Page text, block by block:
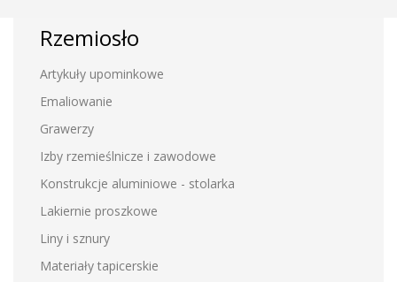
Rzemiosło
Artykuły upominkowe
Emaliowanie
Grawerzy
Izby rzemieślnicze i zawodowe
Konstrukcje aluminiowe - stolarka
Lakiernie proszkowe
Liny i sznury
Materiały tapicerskie